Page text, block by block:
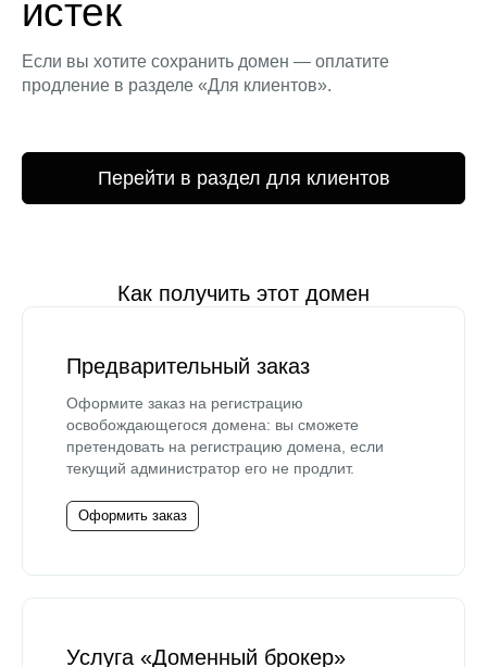
истек
Если вы хотите сохранить домен — оплатите
продление в разделе «Для клиентов».
Перейти в раздел для клиентов
Как получить этот домен
Предварительный заказ
Оформите заказ на регистрацию
освобождающегося домена: вы сможете
претендовать на регистрацию домена, если
текущий администратор его не продлит.
Оформить заказ
Услуга «Доменный брокер»